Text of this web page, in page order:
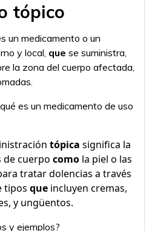
tópico
un medicamento o un
y local, que se suministra,
la zona del cuerpo afectada,
es un medicamento de uso
tópica significa la
de cuerpo como la piel o las
tratar dolencias a través
tipos que incluyen cremas,
y ungüentos.
y ejemplos?